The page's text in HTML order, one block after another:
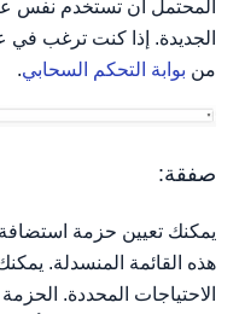
من بوابة التحكم السحابي.
صفقة:
يمكنك تعيين حزمة
هذه القائمة المنسدلة. يمكنك
الاحتياجات المحددة.